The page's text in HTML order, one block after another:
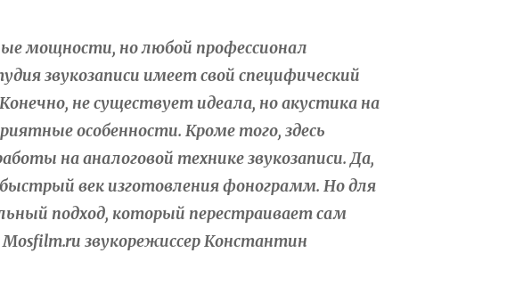
мощности, но любой профессионал
звукозаписи имеет свой специфический
не существует идеала, но акустика на
особенности. Кроме того, здесь
на аналоговой технике звукозаписи. Да,
век изготовления фонограмм. Но для
подход, который перестраивает сам
Mosfilm.ru звукорежиссер Константин